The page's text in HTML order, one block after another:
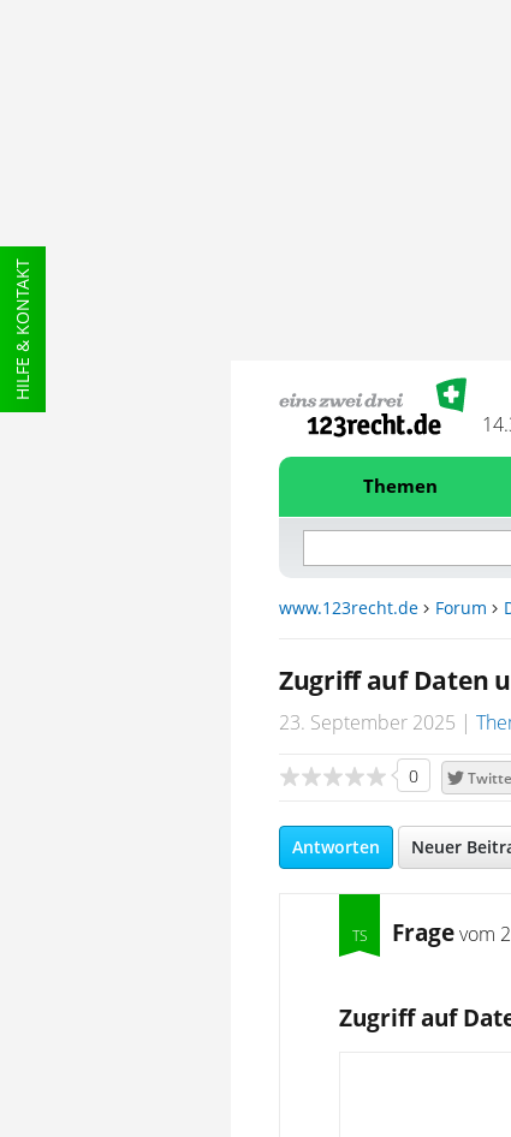
HILFE & KONTAKT
Themen
www.123recht.de Forum
Zugriff auf Daten
23. September 2025
0
Antworten Neuer
Fragevom
Zugriff auf